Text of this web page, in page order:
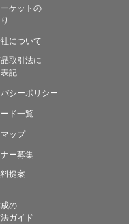
ケットの
について
取引法に
記
シーポリシー
ド一覧
ップ
ー募集
提案
の
ガイド